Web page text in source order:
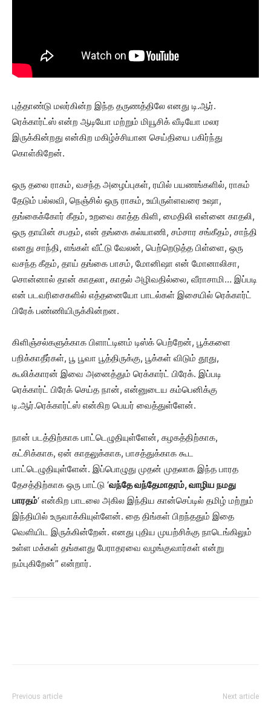
புத்தாண்டு மலர்கின்ற இந்த தருணத்திலே எனது டி.ஆர்.
ரெக்கார்ட்ஸ் என்ற ஆடியோ மற்றும் மியூசிக் வீடியோ மலர
இருக்கின்றது என்கிற மகிழ்ச்சியான செய்தியை பகிர்ந்து
கொள்கிறேன்.
ஒரு தலை ராகம், வசந்த அழைப்புகள், ரயில் பயணங்களில், ராகம்
தேடும் பல்லவி, நெஞ்சில் ஒரு ராகம், உயிருள்ளவரை உஷா,
தங்கைக்கோர் கீதம், உறவை காத்த கிளி, மைதிலி என்னை காதலி,
ஒரு தாயின் சபதம், என் தங்கை கல்யாணி, சம்சார சங்கீதம், சாந்தி
எனது சாந்தி, எங்கள் வீட்டு வேலன், பெற்றெடுத்த பிள்ளை, ஒரு
வசந்த கீதம், தாய் தங்கை பாசம், மோனிஷா என் மோனாலிசா,
சொன்னால் தான் காதலா, காதல் அழிவதில்லை, வீராசாமி… இப்படி
என் படவரிசைகளில் எத்தனையோ பாடல்கள் இசையில் ரெக்கார்ட்
பிரேக் பண்ணியிருக்கின்றன.
கிளிஞ்சல்களுக்காக பிளாட்டினம் டிஸ்க் பெற்றேன், பூக்களை
பறிக்காதீர்கள், பூ பூவா பூத்திருக்கு, பூக்கள் விடும் தூது,
கூலிக்காரன் இவை அனைத்தும் ரெக்கார்ட் பிரேக். இப்படி
ரெக்கார்ட் பிரேக் செய்த நான், என்னுடைய கம்பெனிக்கு
டி.ஆர்.ரெக்கார்ட்ஸ் என்கிற பெயர் வைத்துள்ளேன்.
நான் படத்திற்காக பாட்டெழுதியுள்ளேன், கழகத்திற்காக,
கட்சிக்காக, ஏன் காதலுக்காக, பாசத்துக்காக கூட
பாட்டெழுதியுள்ளேன். இப்பொழுது முதன் முதலாக இந்த பாரத
தேசத்திற்காக ஒரு பாட்டு ‘வந்தே வந்தேமாதரம், வாழிய நமது
பாரதம்‘ என்கிற பாடலை அகில இந்திய கான்செப்டில் தமிழ் மற்றும்
இந்தியில் உருவாக்கியுள்ளேன். தை திங்கள் பிறந்ததும் இதை
வெளியிட இருக்கின்றேன். எனது புதிய முயற்சிக்கு நாடெங்கிலும்
உள்ள மக்கள் தங்களது பேராதரவை வழங்குவார்கள் என்று
நம்புகிறேன்” என்றார்.
Previous article Next article